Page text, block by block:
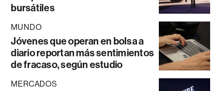
bursátiles
MUNDO
Jóvenes que operan en bolsa a
diario reportan más sentimientos
de fracaso, según estudio
MERCADOS